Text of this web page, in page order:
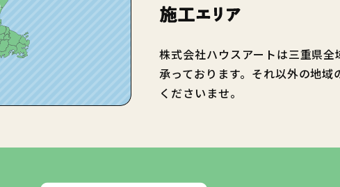
株式会社ハウスアートは三重県
承っております。それ以外の地
くださいませ。